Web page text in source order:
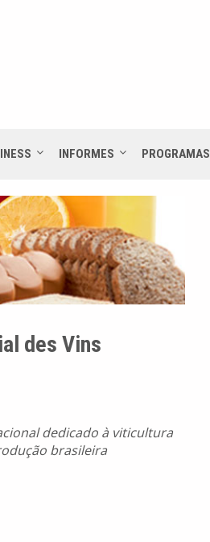
INFORMES PROGRAMAS
des Vins
dedicado à viticultura
brasileira